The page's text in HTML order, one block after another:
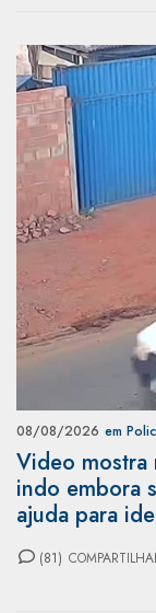
08/08/2026 em
Video mostra
indo embora
ajuda para
(81)